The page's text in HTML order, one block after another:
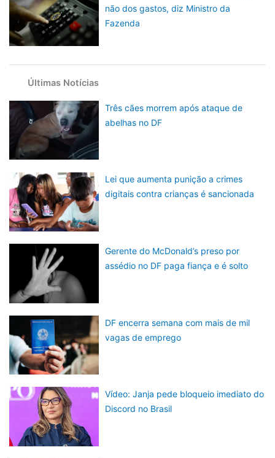
não dos gastos, diz Ministro da
Fazenda
Últimas Notícias
Três cães morrem após ataque de
abelhas no DF
Lei que aumenta punição a crimes
digitais contra crianças é sancionada
Gerente do McDonald’s preso por
assédio no DF paga fiança e é solto
DF encerra semana com mais de mil
vagas de emprego
Vídeo: Janja pede bloqueio imediato do
Discord no Brasil